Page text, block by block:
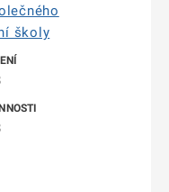
školy